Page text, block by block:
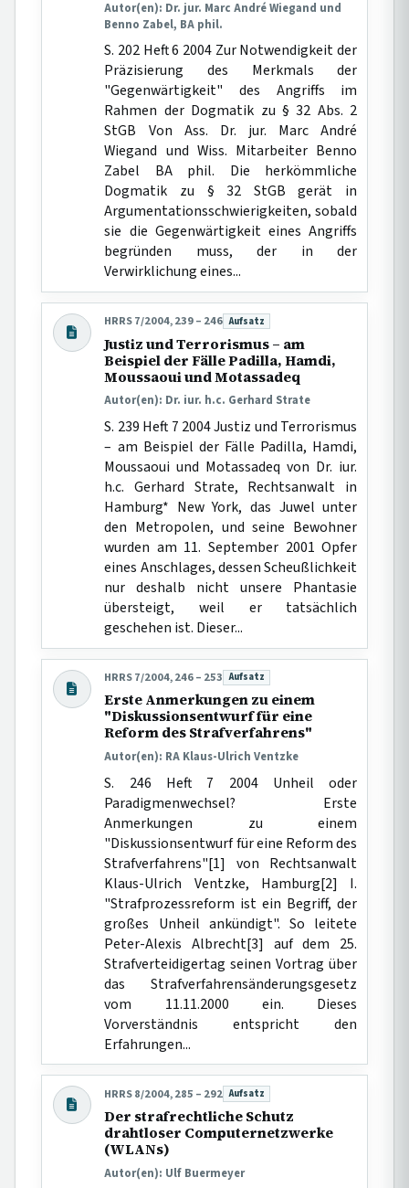
Autor(en): Dr. jur. Marc André Wiegand und
Benno Zabel, BA phil.
S. 202 Heft 6 2004 Zur Notwendigkeit der
Präzisierung des Merkmals der
"Gegenwärtigkeit" des Angriffs im
Rahmen der Dogmatik zu § 32 Abs. 2
StGB Von Ass. Dr. jur. Marc André
Wiegand und Wiss. Mitarbeiter Benno
Zabel BA phil. Die herkömmliche
Dogmatik zu § 32 StGB gerät in
Argumentationsschwierigkeiten, sobald
sie die Gegenwärtigkeit eines Angriffs
begründen muss, der in der
Verwirklichung eines...
HRRS 7/2004, 239 – 246 Beitragsart:
Aufsatz
Justiz und Terrorismus – am
Beispiel der Fälle Padilla, Hamdi,
Moussaoui und Motassadeq
Autor(en): Dr. iur. h.c. Gerhard Strate
S. 239 Heft 7 2004 Justiz und Terrorismus
– am Beispiel der Fälle Padilla, Hamdi,
Moussaoui und Motassadeq von Dr. iur.
h.c. Gerhard Strate, Rechtsanwalt in
Hamburg* New York, das Juwel unter
den Metropolen, und seine Bewohner
wurden am 11. September 2001 Opfer
eines Anschlages, dessen Scheußlichkeit
nur deshalb nicht unsere Phantasie
übersteigt, weil er tatsächlich
geschehen ist. Dieser...
HRRS 7/2004, 246 – 253 Beitragsart:
Aufsatz
Erste Anmerkungen zu einem
"Diskussionsentwurf für eine
Reform des Strafverfahrens"
Autor(en): RA Klaus-Ulrich Ventzke
S. 246 Heft 7 2004 Unheil oder
Paradigmenwechsel? Erste
Anmerkungen zu einem
"Diskussionsentwurf für eine Reform des
Strafverfahrens"[1] von Rechtsanwalt
Klaus-Ulrich Ventzke, Hamburg[2] I.
"Strafprozessreform ist ein Begriff, der
großes Unheil ankündigt". So leitete
Peter-Alexis Albrecht[3] auf dem 25.
Strafverteidigertag seinen Vortrag über
das Strafverfahrensänderungsgesetz
vom 11.11.2000 ein. Dieses
Vorverständnis entspricht den
Erfahrungen...
HRRS 8/2004, 285 – 292 Beitragsart:
Aufsatz
Der strafrechtliche Schutz
drahtloser Computernetzwerke
(WLANs)
Autor(en): Ulf Buermeyer